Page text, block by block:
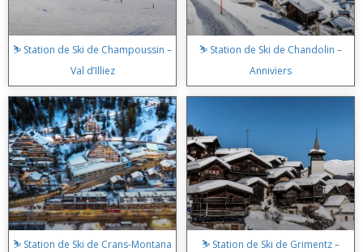
⛷️ Station de Ski de Champoussin –
Val d’Illiez
⛷️ Station de Ski de Chandolin –
Anniviers
⛷️ Station de Ski de Crans-Montana ⛷️ Station de Ski de Grimentz –